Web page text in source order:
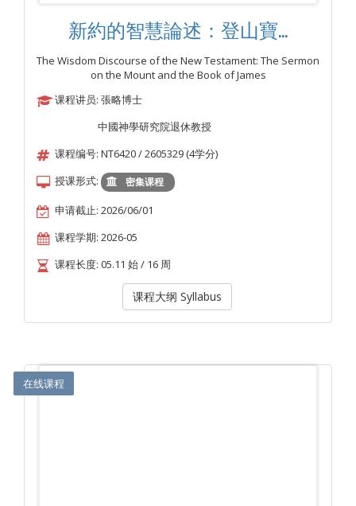
新約的智慧論述：登山寶...
The Wisdom Discourse of the New Testament: The Sermon
on the Mount and the Book of James
课程讲员: 張略博士
中國神學研究院退休教授
课程编号: NT6420 / 2605329 (4学分)
授课形式:
密集课程
申请截止: 2026/06/01
课程学期: 2026-05
课程长度: 05.11 始 / 16 周
课程大纲 Syllabus
在线课程